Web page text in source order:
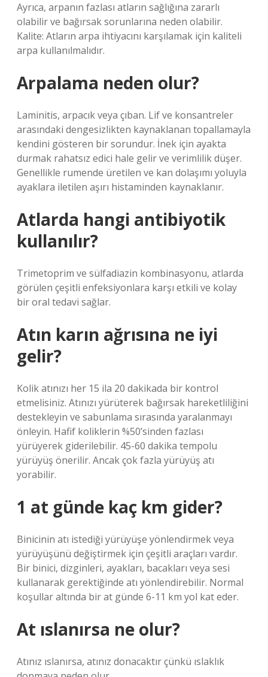
Ayrıca, arpanın fazlası atların sağlığına zararlı
olabilir ve bağırsak sorunlarına neden olabilir.
Kalite: Atların arpa ihtiyacını karşılamak için kaliteli
arpa kullanılmalıdır.
Arpalama neden olur?
Laminitis, arpacık veya çıban. Lif ve konsantreler
arasındaki dengesizlikten kaynaklanan topallamayla
kendini gösteren bir sorundur. İnek için ayakta
durmak rahatsız edici hale gelir ve verimlilik düşer.
Genellikle rumende üretilen ve kan dolaşımı yoluyla
ayaklara iletilen aşırı histaminden kaynaklanır.
Atlarda hangi antibiyotik
kullanılır?
Trimetoprim ve sülfadiazin kombinasyonu, atlarda
görülen çeşitli enfeksiyonlara karşı etkili ve kolay
bir oral tedavi sağlar.
Atın karın ağrısına ne iyi
gelir?
Kolik atınızı her 15 ila 20 dakikada bir kontrol
etmelisiniz. Atınızı yürüterek bağırsak hareketliliğini
destekleyin ve sabunlama sırasında yaralanmayı
önleyin. Hafif koliklerin %50’sinden fazlası
yürüyerek giderilebilir. 45-60 dakika tempolu
yürüyüş önerilir. Ancak çok fazla yürüyüş atı
yorabilir.
1 at günde kaç km gider?
Binicinin atı istediği yürüyüşe yönlendirmek veya
yürüyüşünü değiştirmek için çeşitli araçları vardır.
Bir binici, dizginleri, ayakları, bacakları veya sesi
kullanarak gerektiğinde atı yönlendirebilir. Normal
koşullar altında bir at günde 6-11 km yol kat eder.
At ıslanırsa ne olur?
Atınız ıslanırsa, atınız donacaktır çünkü ıslaklık